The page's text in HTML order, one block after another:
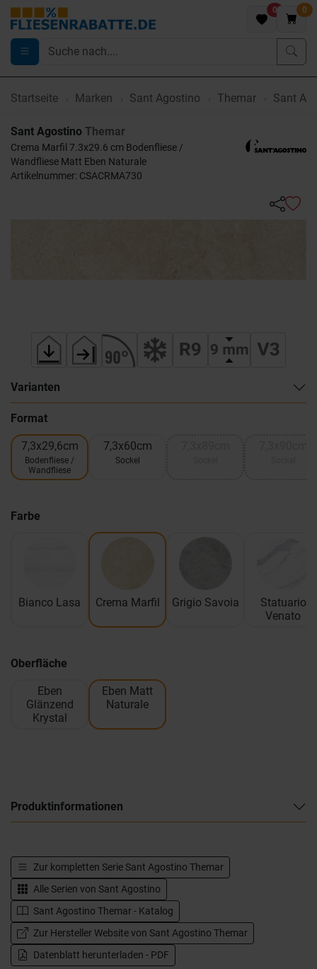
0 0
Startseite Marken Sant Agostino Themar Sant
Sant Agostino Themar
Crema Marfil 7.3x29.6 cm Bodenfliese /
Wandfliese Matt Eben Naturale
Artikelnummer: CSACRMA730
Varianten
Format
7,3x29,6cm
Bodenfliese /
Wandfliese
7,3x60cm
Sockel
Farbe
Bianco Lasa Crema Marfil Grigio Savoia
Statuario
Venato
Oberfläche
Eben
Glänzend
Krystal
Eben Matt
Naturale
Produktinformationen
Zur kompletten Serie Sant Agostino Themar
Alle Serien von Sant Agostino
Sant Agostino Themar - Katalog
Zur Hersteller Website von Sant Agostino Themar
Datenblatt herunterladen - PDF